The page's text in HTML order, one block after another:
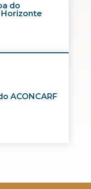
do
ACONCARF